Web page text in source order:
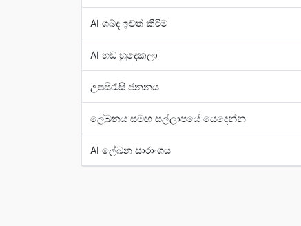
AI ශබ්ද ඉවත් කිරීම
AI හඬ හුදෙකලා
උපසිරැසි ජනනය
ලේඛනය සමඟ සල්ලාපයේ යෙදෙන්න
AI ලේඛන සාරාංශය